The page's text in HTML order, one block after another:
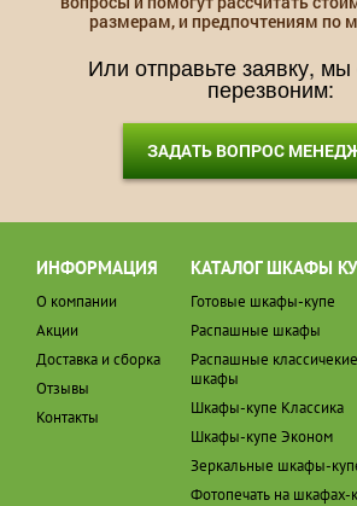
размерам, и предпочтениям по
Или отправьте заявку,
перезвоним:
ЗАДАТЬ ВОПРОС
ИНФОРМАЦИЯ
О компании
Акции
Доставка и сборка
Отзывы
Контакты
КАТАЛОГ ШКАФЫ
Готовые шкафы-купе
Распашные шкафы
Распашные классичекие
шкафы
Шкафы-купе Классика
Шкафы-купе Эконом
Зеркальные шкафы-
Фотопечать на шкафах-